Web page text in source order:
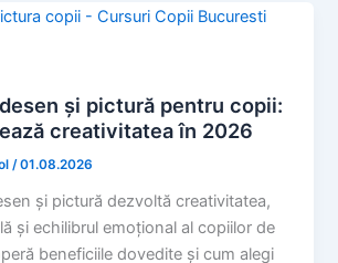
și pictură pentru copii:
creativitatea în 2026
/01.08.2026
și pictură dezvoltă creativitatea,
și echilibrul emoțional al copiilor de
beneficiile dovedite și cum alegi